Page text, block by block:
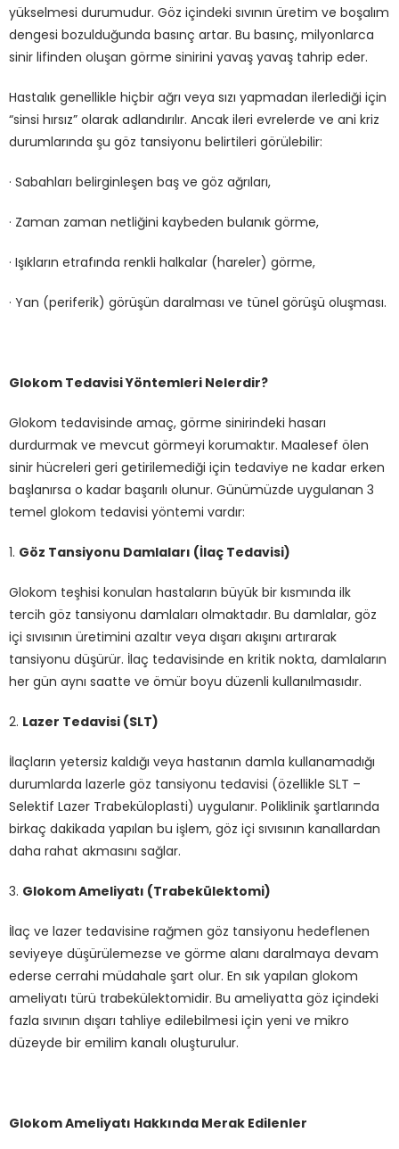
yükselmesi durumudur. Göz içindeki sıvının üretim ve boşalım
dengesi bozulduğunda basınç artar. Bu basınç, milyonlarca
sinir lifinden oluşan görme sinirini yavaş yavaş tahrip eder.
Hastalık genellikle hiçbir ağrı veya sızı yapmadan ilerlediği için
“sinsi hırsız” olarak adlandırılır. Ancak ileri evrelerde ve ani kriz
durumlarında şu göz tansiyonu belirtileri görülebilir:
· Sabahları belirginleşen baş ve göz ağrıları,
· Zaman zaman netliğini kaybeden bulanık görme,
· Işıkların etrafında renkli halkalar (hareler) görme,
· Yan (periferik) görüşün daralması ve tünel görüşü oluşması.
Glokom Tedavisi Yöntemleri Nelerdir?
Glokom tedavisinde amaç, görme sinirindeki hasarı
durdurmak ve mevcut görmeyi korumaktır. Maalesef ölen
sinir hücreleri geri getirilemediği için tedaviye ne kadar erken
başlanırsa o kadar başarılı olunur. Günümüzde uygulanan 3
temel glokom tedavisi yöntemi vardır:
1. Göz Tansiyonu Damlaları (İlaç Tedavisi)
Glokom teşhisi konulan hastaların büyük bir kısmında ilk
tercih göz tansiyonu damlaları olmaktadır. Bu damlalar, göz
içi sıvısının üretimini azaltır veya dışarı akışını artırarak
tansiyonu düşürür. İlaç tedavisinde en kritik nokta, damlaların
her gün aynı saatte ve ömür boyu düzenli kullanılmasıdır.
2. Lazer Tedavisi (SLT)
İlaçların yetersiz kaldığı veya hastanın damla kullanamadığı
durumlarda lazerle göz tansiyonu tedavisi (özellikle SLT –
Selektif Lazer Trabeküloplasti) uygulanır. Poliklinik şartlarında
birkaç dakikada yapılan bu işlem, göz içi sıvısının kanallardan
daha rahat akmasını sağlar.
3. Glokom Ameliyatı (Trabekülektomi)
İlaç ve lazer tedavisine rağmen göz tansiyonu hedeflenen
seviyeye düşürülemezse ve görme alanı daralmaya devam
ederse cerrahi müdahale şart olur. En sık yapılan glokom
ameliyatı türü trabekülektomidir. Bu ameliyatta göz içindeki
fazla sıvının dışarı tahliye edilebilmesi için yeni ve mikro
düzeyde bir emilim kanalı oluşturulur.
Glokom Ameliyatı Hakkında Merak Edilenler